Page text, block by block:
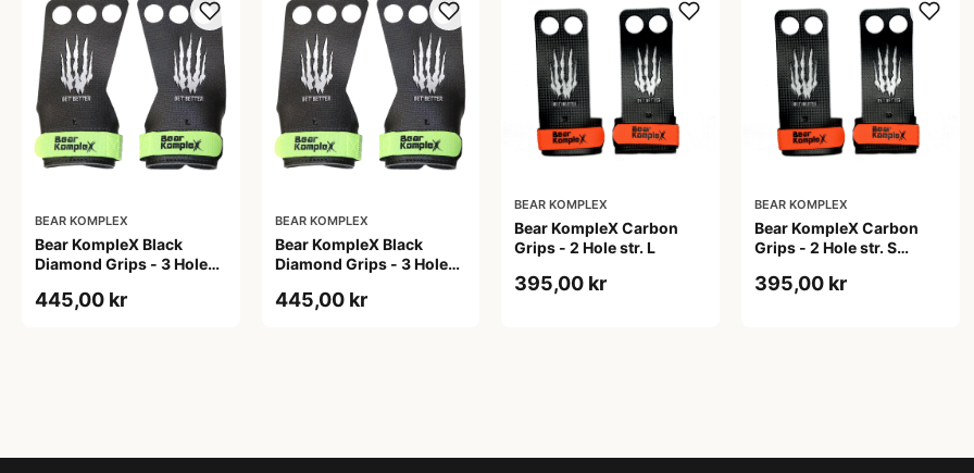
BEAR KOMPLEX
Bear KompleX Black
Diamond Grips - 3 Hole
445,00 kr
BEAR KOMPLEX
Bear KompleX Black
Diamond Grips - 3 Hole
445,00 kr
BEAR KOMPLEX
Bear KompleX Carbon
Grips - 2 Hole str. L
395,00 kr
BEAR KOMPLEX
Bear KompleX Carbon
Grips - 2 Hole str. S
sort
395,00 kr